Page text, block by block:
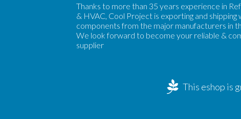
Thanks to more than 35 years experience in
& HVAC, Cool Project is exporting and shipping
components from the major manufacturers in
We look forward to become your reliable &
supplier
This eshop is